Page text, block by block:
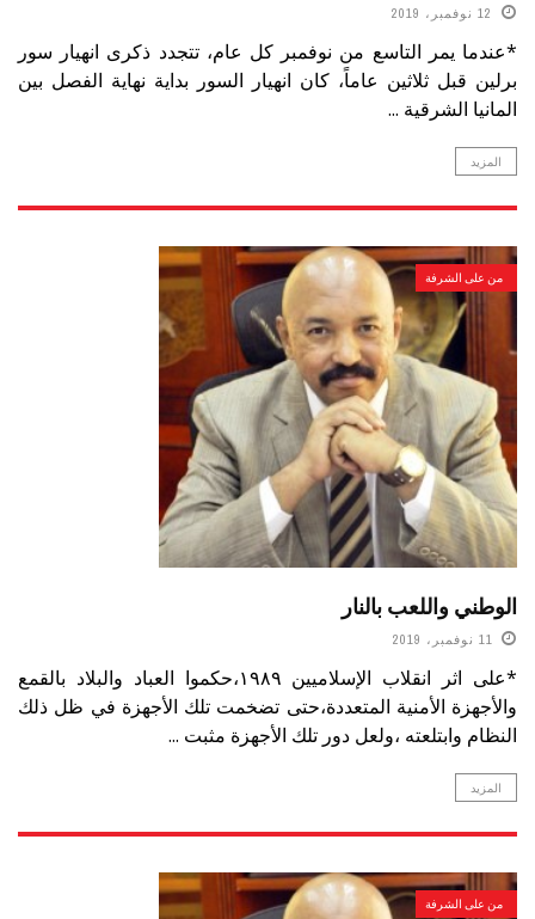
12 نوفمبر، 2019
*عندما يمر التاسع من نوفمبر كل عام، تتجدد ذكرى انهيار سور
برلين قبل ثلاثين عاماً، كان انهيار السور بداية نهاية الفصل بين
المانيا الشرقية ...
المزيد
من على الشرفة
الوطني واللعب بالنار
11 نوفمبر، 2019
*على اثر انقلاب الإسلاميين ١٩٨٩،حكموا العباد والبلاد بالقمع
والأجهزة الأمنية المتعددة،حتى تضخمت تلك الأجهزة في ظل ذلك
النظام وابتلعته ،ولعل دور تلك الأجهزة مثبت ...
المزيد
من على الشرفة